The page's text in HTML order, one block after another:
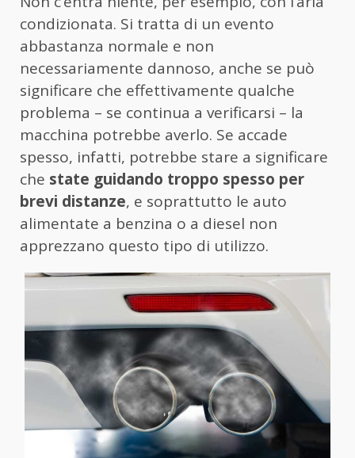
condizionata. Si tratta di un evento
abbastanza normale e non
necessariamente dannoso, anche se può
significare che effettivamente qualche
problema – se continua a verificarsi – la
macchina potrebbe averlo. Se accade
spesso, infatti, potrebbe stare a significare
che state guidando troppo spesso per
brevi distanze, e soprattutto le auto
alimentate a benzina o a diesel non
apprezzano questo tipo di utilizzo.